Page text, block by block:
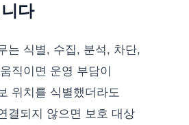
다
는 식별, 수집, 분석, 차단,
직이면 운영 부담이
위치를 식별했더라도
결되지 않으면 보호 대상